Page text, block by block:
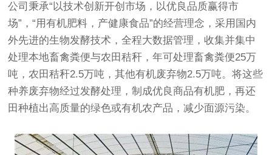
公司秉承“以技术创新开创市场，以优良品质赢得市
场”，“用有机肥料，产健康食品”的经营理念，采用国内
外先进的生物发酵技术，全程大数据管理，收集并集中
处理本地畜禽粪便与农田秸秆，年可处理畜禽粪便25万
吨，农田秸秆2.5万吨，其他有机废弃物2.5万吨。将这些
种养废弃物经过发酵处理，制成优良商品有机肥，再还
田种植出高质量的绿色或有机农产品，减少面源污染。